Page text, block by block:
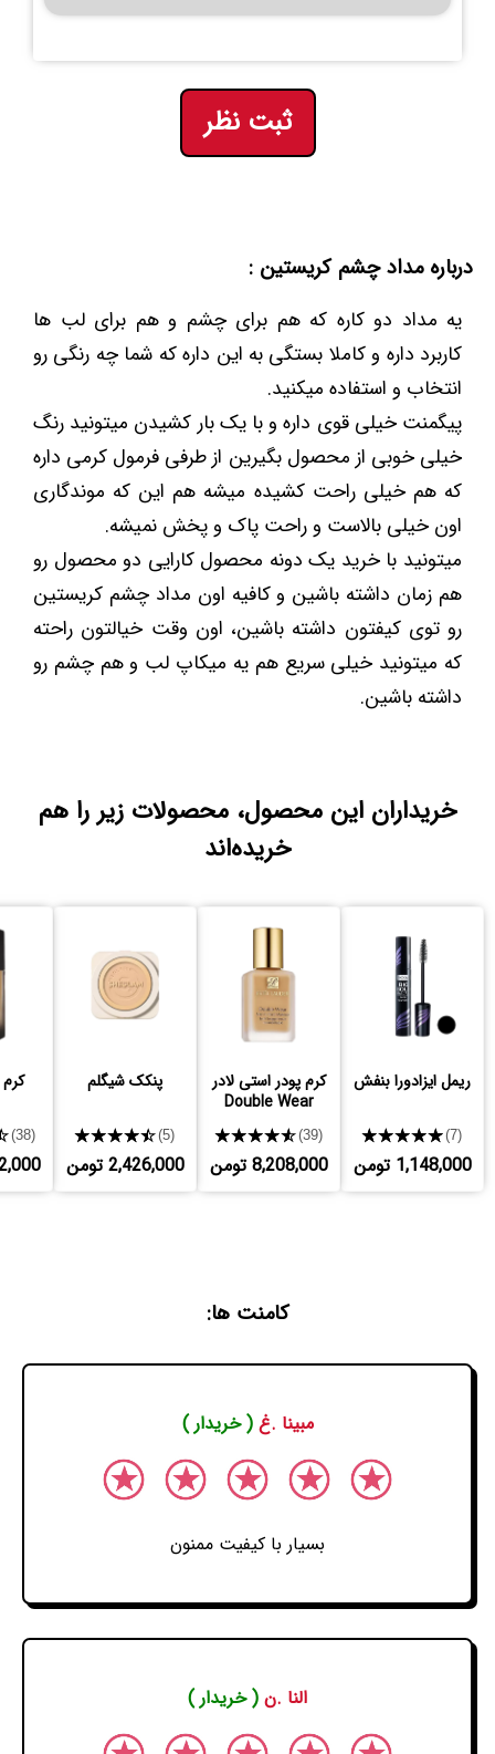
ثبت نظر
درباره مداد چشم کریستین :
یه مداد دو کاره که هم برای چشم و هم برای لب ها
کاربرد داره و کاملا بستگی به این داره که شما چه رنگی رو
انتخاب و استفاده میکنید.
پیگمنت خیلی قوی داره و با یک بار کشیدن میتونید رنگ
خیلی خوبی از محصول بگیرین از طرفی فرمول کرمی داره
که هم خیلی راحت کشیده میشه هم این که موندگاری
اون خیلی بالاست و راحت پاک و پخش نمیشه.
میتونید با خرید یک دونه محصول کارایی دو محصول رو
هم زمان داشته باشین و کافیه اون مداد چشم کریستین
رو توی کیفتون داشته باشین، اون وقت خیالتون راحته
که میتونید خیلی سریع هم یه میکاپ لب و هم چشم رو
داشته باشین.
خریداران این محصول، محصولات زیر را هم
خریده‌اند
ریمل ایزادورا بنفش
★★★★★(7)
1,148,000 تومن
کرم پودر استی لادر
Double Wear
★★★★★(39)
8,208,000 تومن
پنکک شیگلم
★★★★★(5)
2,426,000 تومن
(38)
کامنت ها:
مبینا .غ( خریدار )
بسیار با کیفیت ممنون
النا .ن ( خریدار )